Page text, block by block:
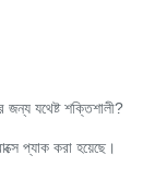
জন্য যথেষ্ট শক্তিশালী?
প্যাক করা হয়েছে।